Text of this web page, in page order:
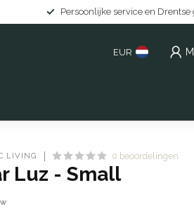
EUR
LIVING 0 beoordelingen
Luz - Small